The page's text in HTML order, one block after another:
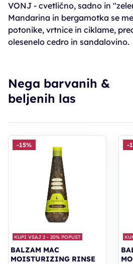
VONJ - cvetlično, sadno in
Mandarina in bergamotka se
potonike, vrtnice in ciklame,
olesenelo cedro in sandalovino.
Nega barvanih &
beljenih las
KUPI VSAJ 2 - 20% POPUST
-15%
BALZAM MAC
MOISTURIZING RINSE
-